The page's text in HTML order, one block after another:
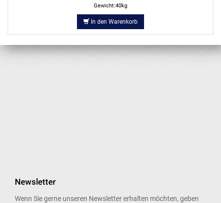
Gewicht:40kg
In den Warenkorb
Newsletter
Wenn Sie gerne unseren Newsletter erhalten möchten, geben